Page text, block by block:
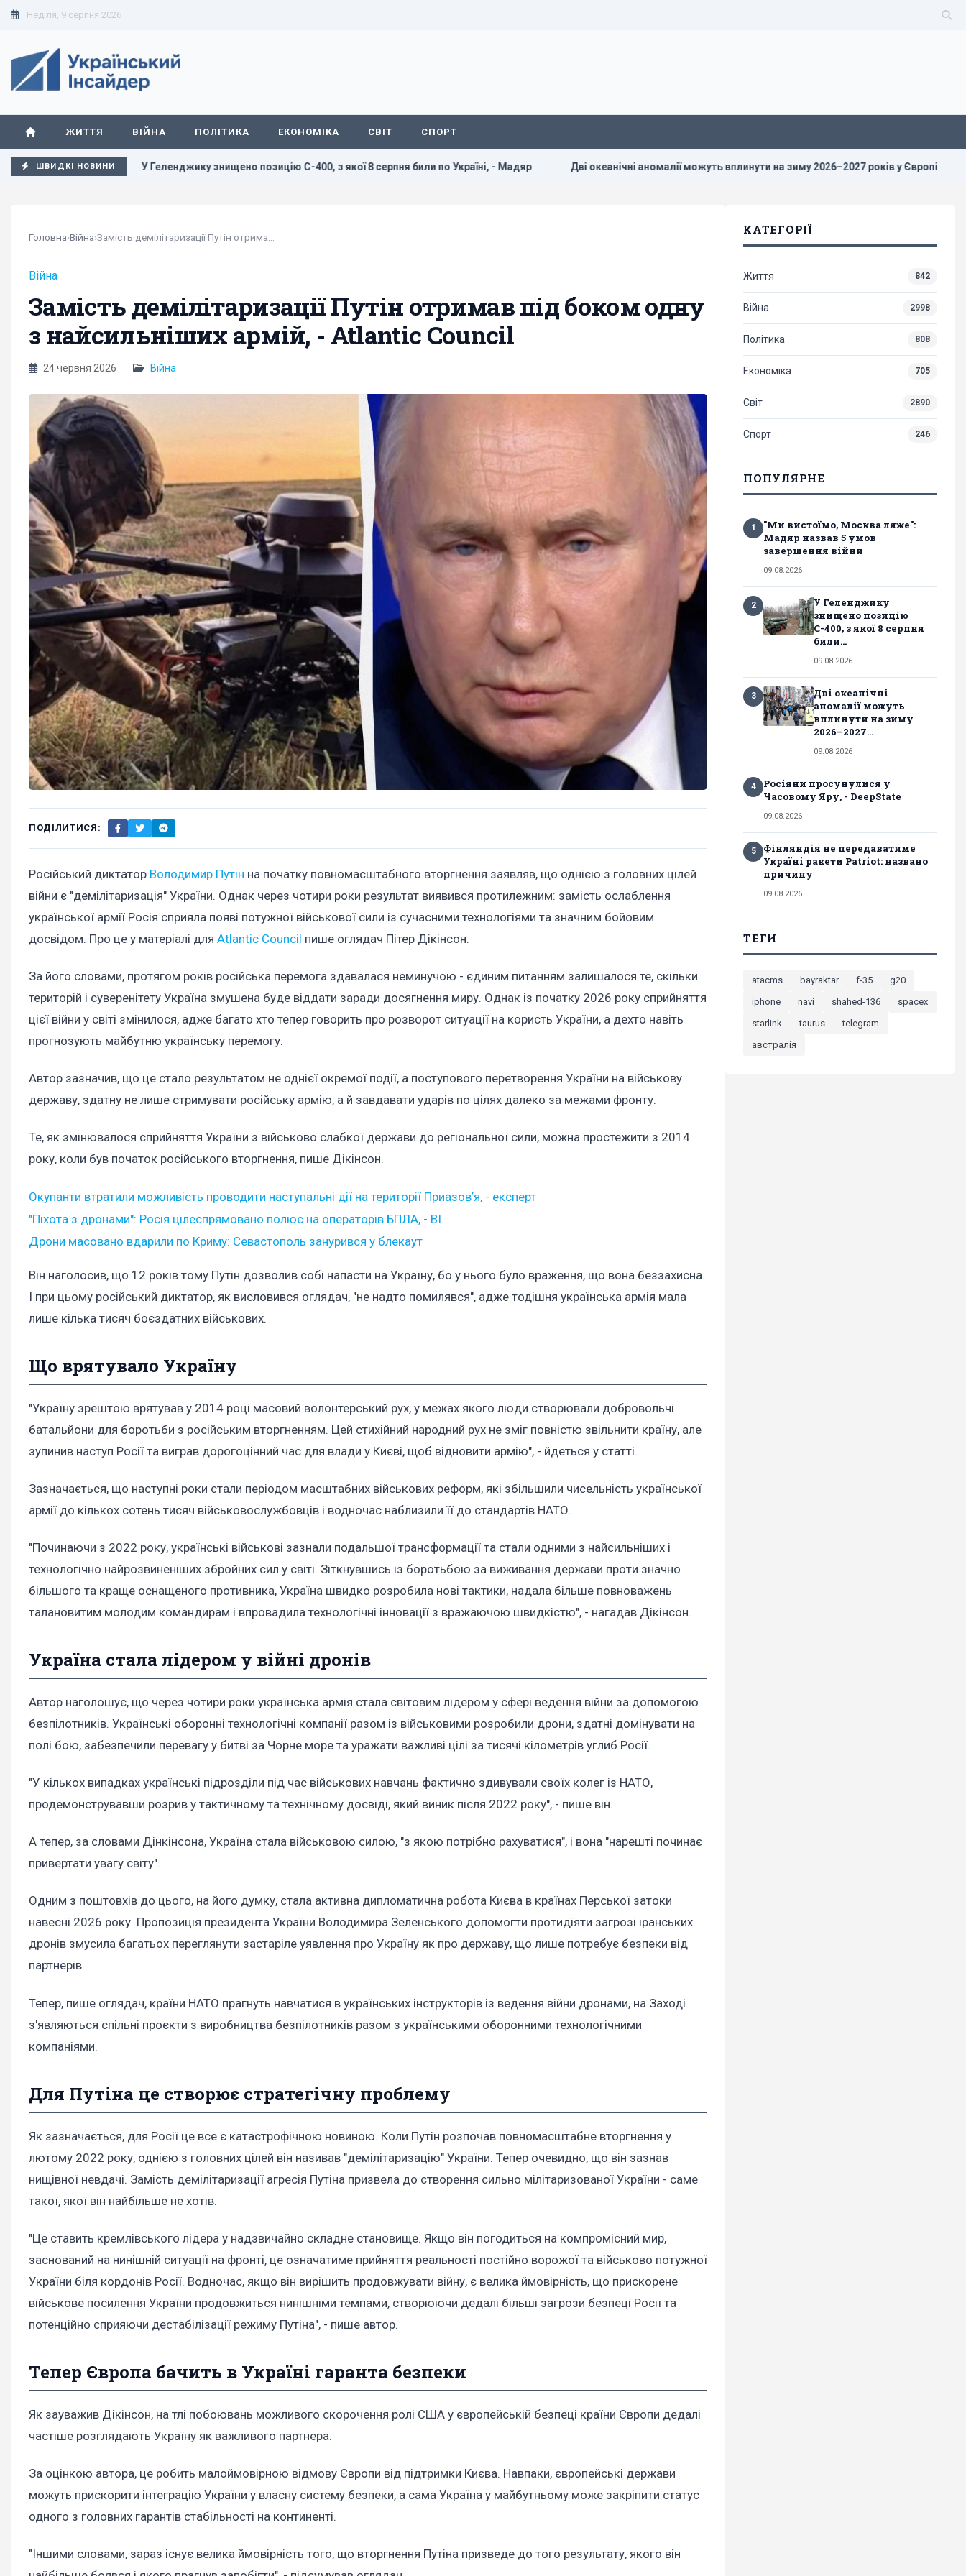
Неділя, 9 серпня 2026
ЖИТТЯ ВІЙНА ПОЛІТИКА ЕКОНОМІКА СВІТ СПОРТ
ШВИДКІ НОВИНИ
У Геленджику знищено позицію С-400, з якої 8 серпня били по Україні, - Мадяр Дві океанічні аномалії можуть вплинути на зиму 2026–2027 років у Європі Росіяни
Головна›Війна›
Війна
Замість демілітаризації Путін отримав під боком одну
з найсильніших армій, - Atlantic Council
24 червня 2026 Війна
ПОДІЛИТИСЯ:
Російський диктатор Володимир Путін на початку повномасштабного вторгнення заявляв, що однією з головних цілей
війни є "демілітаризація" України. Однак через чотири роки результат виявився протилежним: замість ослаблення
української армії Росія сприяла появі потужної військової сили із сучасними технологіями та значним бойовим
досвідом. Про це у матеріалі для Atlantic Council пише оглядач Пітер Дікінсон.
За його словами, протягом років російська перемога здавалася неминучою - єдиним питанням залишалося те, скільки
територій і суверенітету Україна змушена буде віддати заради досягнення миру. Однак із початку 2026 року сприйняття
цієї війни у світі змінилося, адже багато хто тепер говорить про розворот ситуації на користь України, а дехто навіть
прогнозують майбутню українську перемогу.
Автор зазначив, що це стало результатом не однієї окремої події, а поступового перетворення України на військову
державу, здатну не лише стримувати російську армію, а й завдавати ударів по цілях далеко за межами фронту.
Те, як змінювалося сприйняття України з військово слабкої держави до регіональної сили, можна простежити з 2014
року, коли був початок російського вторгнення, пише Дікінсон.
Окупанти втратили можливість проводити наступальні дії на території Приазовʼя, - експерт
"Піхота з дронами": Росія цілеспрямовано полює на операторів БПЛА, - BI
Дрони масовано вдарили по Криму: Севастополь занурився у блекаут
Він наголосив, що 12 років тому Путін дозволив собі напасти на Україну, бо у нього було враження, що вона беззахисна.
І при цьому російський диктатор, як висловився оглядач, "не надто помилявся", адже тодішня українська армія мала
лише кілька тисяч боєздатних військових.
Що врятувало Україну
"Україну зрештою врятував у 2014 році масовий волонтерський рух, у межах якого люди створювали добровольчі
батальйони для боротьби з російським вторгненням. Цей стихійний народний рух не зміг повністю звільнити країну, але
зупинив наступ Росії та виграв дорогоцінний час для влади у Києві, щоб відновити армію", - йдеться у статті.
Зазначається, що наступні роки стали періодом масштабних військових реформ, які збільшили чисельність української
армії до кількох сотень тисяч військовослужбовців і водночас наблизили її до стандартів НАТО.
"Починаючи з 2022 року, українські військові зазнали подальшої трансформації та стали одними з найсильніших і
технологічно найрозвиненіших збройних сил у світі. Зіткнувшись із боротьбою за виживання держави проти значно
більшого та краще оснащеного противника, Україна швидко розробила нові тактики, надала більше повноважень
талановитим молодим командирам і впровадила технологічні інновації з вражаючою швидкістю", - нагадав Дікінсон.
Україна стала лідером у війні дронів
Автор наголошує, що через чотири роки українська армія стала світовим лідером у сфері ведення війни за допомогою
безпілотників. Українські оборонні технологічні компанії разом із військовими розробили дрони, здатні домінувати на
полі бою, забезпечили перевагу у битві за Чорне море та уражати важливі цілі за тисячі кілометрів углиб Росії.
"У кількох випадках українські підрозділи під час військових навчань фактично здивували своїх колег із НАТО,
продемонструвавши розрив у тактичному та технічному досвіді, який виник після 2022 року", - пише він.
А тепер, за словами Дінкінсона, Україна стала військовою силою, "з якою потрібно рахуватися", і вона "нарешті починає
привертати увагу світу".
Одним з поштовхів до цього, на його думку, стала активна дипломатична робота Києва в країнах Перської затоки
навесні 2026 року. Пропозиція президента України Володимира Зеленського допомогти протидіяти загрозі іранських
дронів змусила багатьох переглянути застаріле уявлення про Україну як про державу, що лише потребує безпеки від
партнерів.
Тепер, пише оглядач, країни НАТО прагнуть навчатися в українських інструкторів із ведення війни дронами, на Заході
з'являються спільні проєкти з виробництва безпілотників разом з українськими оборонними технологічними
компаніями.
Для Путіна це створює стратегічну проблему
Як зазначається, для Росії це все є катастрофічною новиною. Коли Путін розпочав повномасштабне вторгнення у
лютому 2022 року, однією з головних цілей він називав "демілітаризацію" України. Тепер очевидно, що він зазнав
нищівної невдачі. Замість демілітаризації агресія Путіна призвела до створення сильно мілітаризованої України - саме
такої, якої він найбільше не хотів.
"Це ставить кремлівського лідера у надзвичайно складне становище. Якщо він погодиться на компромісний мир,
заснований на нинішній ситуації на фронті, це означатиме прийняття реальності постійно ворожої та військово потужної
України біля кордонів Росії. Водночас, якщо він вирішить продовжувати війну, є велика ймовірність, що прискорене
військове посилення України продовжиться нинішніми темпами, створюючи дедалі більші загрози безпеці Росії та
потенційно сприяючи дестабілізації режиму Путіна", - пише автор.
Тепер Європа бачить в Україні гаранта безпеки
Як зауважив Дікінсон, на тлі побоювань можливого скорочення ролі США у європейській безпеці країни Європи дедалі
частіше розглядають Україну як важливого партнера.
За оцінкою автора, це робить малоймовірною відмову Європи від підтримки Києва. Навпаки, європейські держави
можуть прискорити інтеграцію України у власну систему безпеки, а сама Україна у майбутньому може закріпити статус
одного з головних гарантів стабільності на континенті.
"Іншими словами, зараз існує велика ймовірність того, що вторгнення Путіна призведе до того результату, якого він
КАТЕГОРІЇ
Життя 842
Війна 2998
Політика 808
Економіка 705
Світ 2890
Спорт 246
ПОПУЛЯРНЕ
1
"Ми вистоїмо, Москва ляже":
Мадяр назвав 5 умов
завершення війни
09.08.2026
2
У Геленджику
знищено позицію
С-400, з якої 8 серпня
били...
09.08.2026
3
Дві океанічні
аномалії можуть
вплинути на зиму
2026–2027...
09.08.2026
4
Росіяни просунулися у
Часовому Яру, - DeepState
09.08.2026
5
Фінляндія не передаватиме
Україні ракети Patriot: названо
причину
09.08.2026
ТЕГИ
atacms bayraktar f-35
g20
iphone
navi shahed-136
spacex
starlink
taurus
telegram
австралія